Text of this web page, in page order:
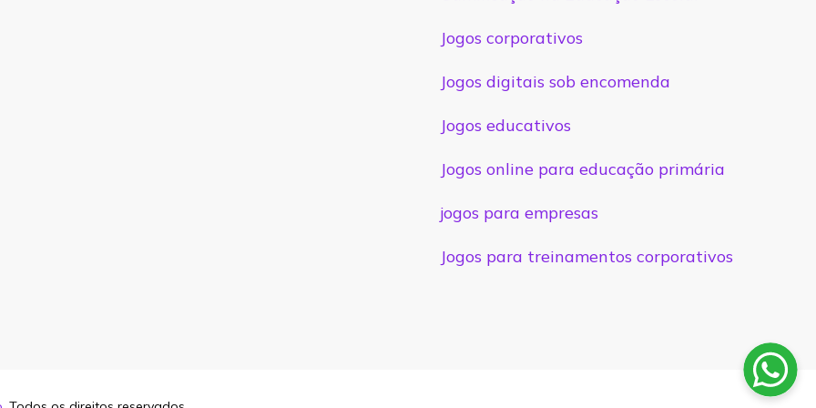
Jogos corporativos
Jogos digitais sob encomenda
Jogos educativos
Jogos online para educação primária
jogos para empresas
Jogos para treinamentos corporativos